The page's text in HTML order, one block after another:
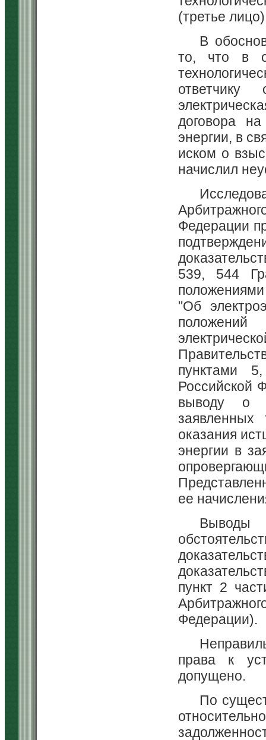
(третье
В
то, что в
договора на
энергии, в
иском о
начислил
Федерации
539, 544
"Об
пунктами
Российской
выводу о
заявленных
оказания
энергии в
ее
Выводы
пункт 2
Федерации).
права к
допущено.
По